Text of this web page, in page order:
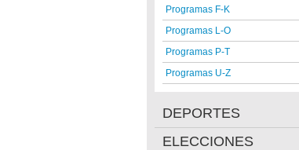
Programas F-K
Programas L-O
Programas P-T
Programas U-Z
DEPORTES
ELECCIONES